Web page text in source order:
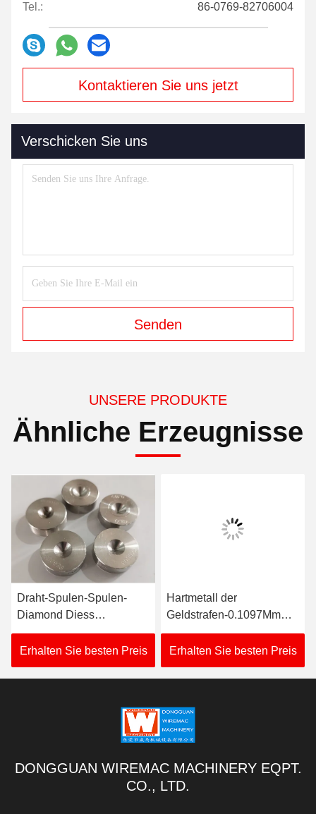
Tel.: 86-0769-82706004
Kontaktieren Sie uns jetzt
Verschicken Sie uns
Senden
UNSERE PRODUKTE
Ähnliche Erzeugnisse
Draht-Spulen-Spulen-
Diamond Diess
0.0895Mm Wiremac
dauerhafte feine Größe
Erhalten Sie besten Preis
Hartmetall der
Geldstrafen-0.1097Mm
Diamond Wire Drawing
Dies Durable
Erhalten Sie besten Preis
DONGGUAN WIREMAC MACHINERY EQPT.
CO., LTD.